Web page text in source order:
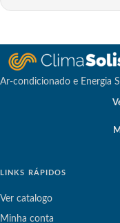
Ar-condicionado e Energia
LINKS RÁPIDOS
Ver catalogo
Minha conta